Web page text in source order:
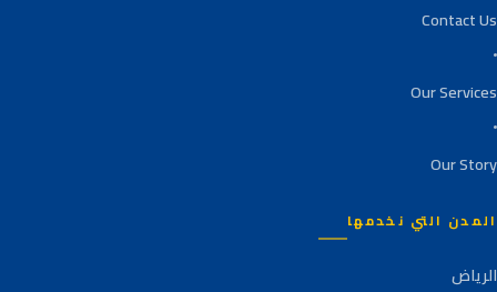
Contact Us
Our Services
Our Story
المدن التي نخدمها
الرياض